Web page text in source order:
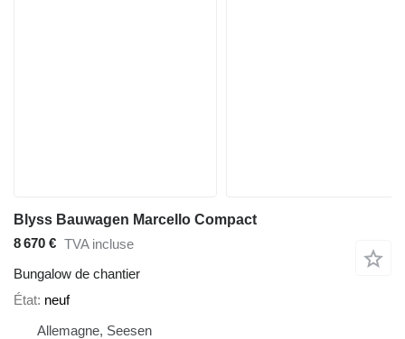
Blyss Bauwagen Marcello Compact
8 670 € TVA incluse
Bungalow de chantier
État neuf
Allemagne, Seesen